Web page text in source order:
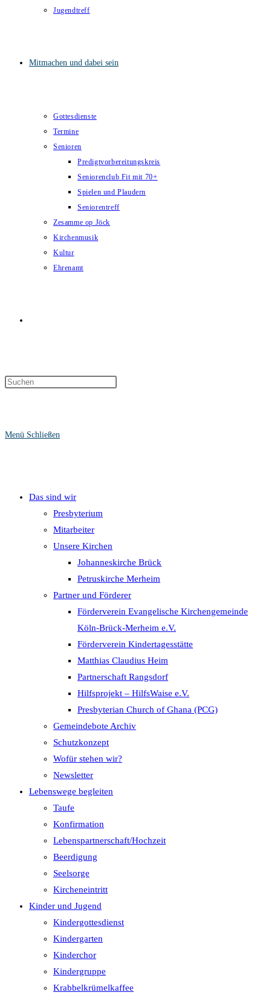
Jugendtreff
Mitmachen und dabei sein
Gottesdienste
Termine
Senioren
Predigtvorbereitungskreis
Seniorenclub Fit mit 70+
Spielen und Plaudern
Seniorentreff
Zesamme op Jöck
Kirchenmusik
Kultur
Ehrenamt
umschalten
Menü Schließen
Das sind wir
Presbyterium
Mitarbeiter
Unsere Kirchen
Johanneskirche Brück
Petruskirche Merheim
Partner und Förderer
Förderverein Evangelische Kirchengemeinde
Köln-Brück-Merheim e.V.
Förderverein Kindertagesstätte
Matthias Claudius Heim
Partnerschaft Rangsdorf
Hilfsprojekt – HilfsWaise e.V.
Presbyterian Church of Ghana (PCG)
Gemeindebote Archiv
Schutzkonzept
Wofür stehen wir?
Newsletter
Lebenswege begleiten
Taufe
Konfirmation
Lebenspartnerschaft/Hochzeit
Beerdigung
Seelsorge
Kircheneintritt
Kinder und Jugend
Kindergottesdienst
Kindergarten
Kinderchor
Kindergruppe
Krabbelkrümelkaffee